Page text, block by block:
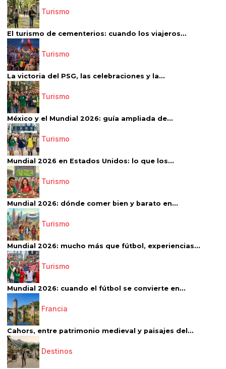
Turismo
El turismo de cementerios: cuando los viajeros...
Turismo
La victoria del PSG, las celebraciones y la...
Turismo
México y el Mundial 2026: guía ampliada de...
Turismo
Mundial 2026 en Estados Unidos: lo que los...
Turismo
Mundial 2026: dónde comer bien y barato en...
Turismo
Mundial 2026: mucho más que fútbol, experiencias...
Turismo
Mundial 2026: cuando el fútbol se convierte en...
Francia
Cahors, entre patrimonio medieval y paisajes del...
Destinos